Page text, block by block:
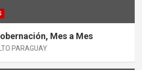
Mes a Mes
PARAGUAY